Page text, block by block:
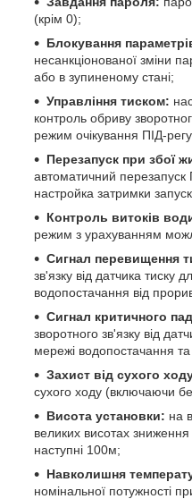
(крім 0);
Блокування
несанкціонованої зміни
або в зупиненому стані;
Управління тиском:
контроль обриву
режим очікування ПІД-
Перезапуск при збої
автоматичний перезапуск
настройка затримки
Контроль витоків
режим з урахуванням
Сигнал перевищення
зв'язку від датчика тиску
водопостачання від
Сигнал критичного
зворотного зв'язку від
мережі водопостачання та
Захист від сухого
сухого ходу (включаючи
Висота установки: на
великих висотах
наступні 100м;
Навколишня
номінальної потужності